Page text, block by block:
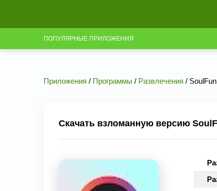
ПОПУЛЯРНЫЕ ПРИЛОЖЕНИЯ
Приложения / Программы / Развлечения /
Скачать взломанную версию